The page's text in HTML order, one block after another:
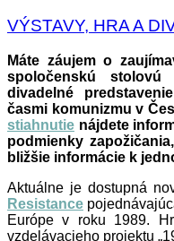
VÝSTAVY, HRA A
Máte záujem o
spoločenskú
divadelné
časmi komunizmu v
stiahnutie nájdete
podmienky
bližšie informácie k
Aktuálne je dostupná
Resistance
Európe v roku 1989.
vzdelávacieho projektu